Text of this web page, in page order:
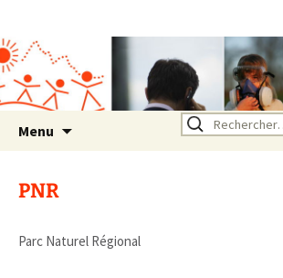
Rhône Alpes
Un environnement sain pour
la santé de tous
Menu Rechercher :
PNR
Parc Naturel Régional